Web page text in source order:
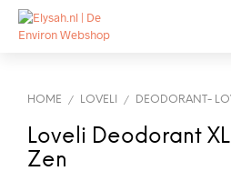
HOME / LOVELI / DEODORANT-
Loveli Deodorant
Zen